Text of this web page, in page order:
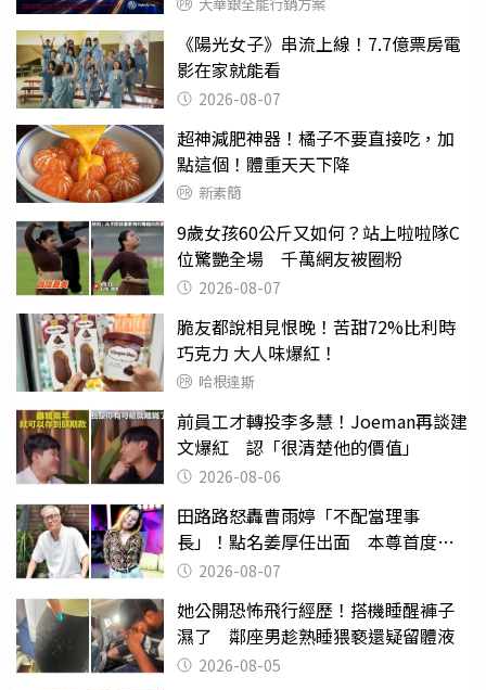
《陽光女子》串流上線！7.7億票房電
影在家就能看
2026-08-07
超神減肥神器！橘子不要直接吃，加
點這個！體重天天下降
新素簡
9歲女孩60公斤又如何？站上啦啦隊C
位驚艷全場 千萬網友被圈粉
2026-08-07
脆友都說相見恨晚！苦甜72%比利時
巧克力 大人味爆紅！
哈根達斯
前員工才轉投李多慧！Joeman再談建
文爆紅 認「很清楚他的價值」
2026-08-06
田路路怒轟曹雨婷「不配當理事
長」！點名姜厚任出面 本尊首度回
應了2026-08-07
她公開恐怖飛行經歷！搭機睡醒褲子
濕了 鄰座男趁熟睡猥褻還疑留體液
2026-08-05